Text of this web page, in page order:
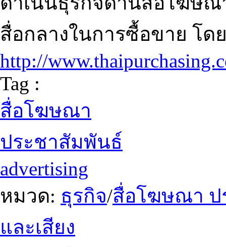
สื่อกลางในการซื้อขาย โ
http://
Tag :
สื่อโฆษณา
ประชาสัมพันธ์
advertising
หมวด: ธุรกิจ/สื่อโฆษณา ป
และเสียง